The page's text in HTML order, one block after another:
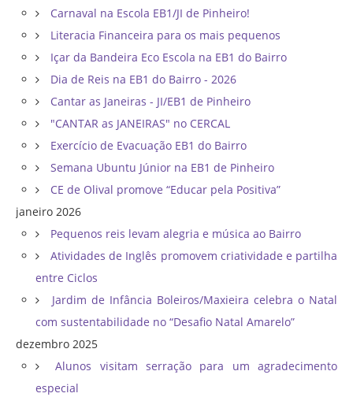
Carnaval na Escola EB1/JI de Pinheiro!
Literacia Financeira para os mais pequenos
Içar da Bandeira Eco Escola na EB1 do Bairro
Dia de Reis na EB1 do Bairro - 2026
Cantar as Janeiras - JI/EB1 de Pinheiro
"CANTAR as JANEIRAS" no CERCAL
Exercício de Evacuação EB1 do Bairro
Semana Ubuntu Júnior na EB1 de Pinheiro
CE de Olival promove “Educar pela Positiva”
janeiro 2026
Pequenos reis levam alegria e música ao Bairro
Atividades de Inglês promovem criatividade e partilha
entre Ciclos
Jardim de Infância Boleiros/Maxieira celebra o Natal
com sustentabilidade no “Desafio Natal Amarelo”
dezembro 2025
Alunos visitam serração para um agradecimento
especial